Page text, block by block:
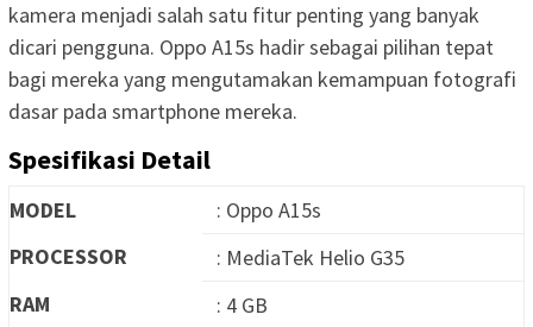
kamera menjadi salah satu fitur penting yang banyak
dicari pengguna. Oppo A15s hadir sebagai pilihan tepat
bagi mereka yang mengutamakan kemampuan fotografi
dasar pada smartphone mereka.
Spesifikasi Detail
MODEL
: Oppo A15s
PROCESSOR
: MediaTek Helio G35
RAM
: 4 GB